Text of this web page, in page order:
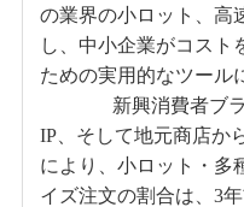
の業界の小ロット、高
し、中小企業がコスト
ための実用的なツール
新興消費者ブラン
IP、そして地元商店か
により、小ロット・多
イズ注文の割合は、3